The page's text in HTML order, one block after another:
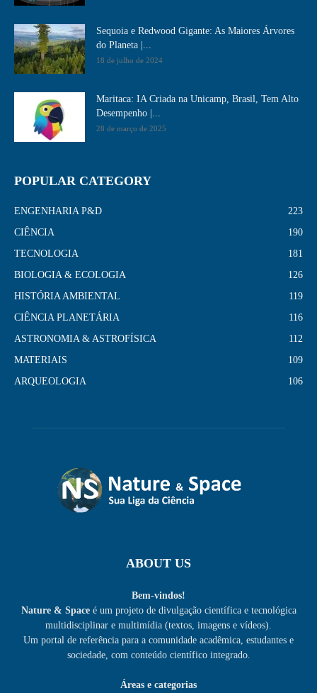
Sequoia e Redwood Gigante: As Maiores Árvores
do Planeta |...
18 de julho de 2024
Maritaca: IA Criada na Unicamp, Brasil, Tem Alto
Desempenho​ |...
28 de março de 2025
POPULAR CATEGORY
ENGENHARIA P&D
223
CIÊNCIA
190
TECNOLOGIA
181
BIOLOGIA & ECOLOGIA
126
HISTÓRIA AMBIENTAL
119
CIÊNCIA PLANETÁRIA
116
ASTRONOMIA & ASTROFÍSICA
112
MATERIAIS
109
ARQUEOLOGIA
106
ABOUT US
Bem-vindos!
Nature & Spaceé um projeto de divulgação científica e tecnológica
multidisciplinar e multimídia (textos, imagens e vídeos).
Um portal de referência para a comunidade acadêmica, estudantes e
sociedade, com conteúdo científico integrado.
Áreas e categorias